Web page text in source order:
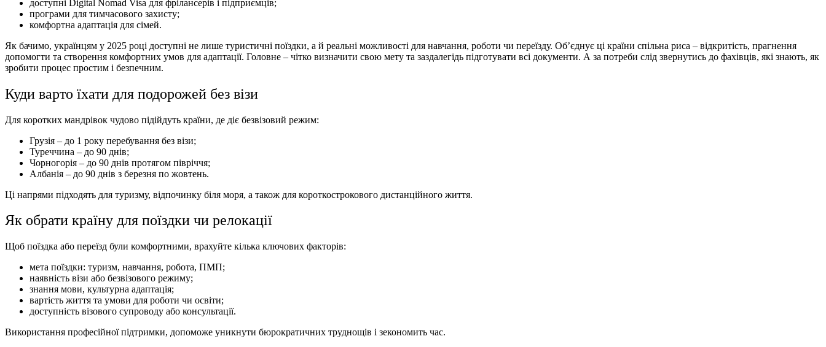
доступні Digital Nomad Visa для фрілансерів і підприємців;
програми для тимчасового захисту;
комфортна адаптація для сімей.
Як бачимо, українцям у 2025 році доступні не лише туристичні поїздки, а й реальні можливості для навчання, роботи чи переїзду. Об’єднує ці країни спільна риса – відкритість, прагнення
допомогти та створення комфортних умов для адаптації. Головне – чітко визначити свою мету та заздалегідь підготувати всі документи. А за потреби слід звернутись до фахівців, які знають, як
зробити процес простим і безпечним.
Куди варто їхати для подорожей без візи
Для коротких мандрівок чудово підійдуть країни, де діє безвізовий режим:
Грузія – до 1 року перебування без візи;
Туреччина – до 90 днів;
Чорногорія – до 90 днів протягом півріччя;
Албанія – до 90 днів з березня по жовтень.
Ці напрями підходять для туризму, відпочинку біля моря, а також для короткострокового дистанційного життя.
Як обрати країну для поїздки чи релокації
Щоб поїздка або переїзд були комфортними, врахуйте кілька ключових факторів:
мета поїздки: туризм, навчання, робота, ПМП;
наявність візи або безвізового режиму;
знання мови, культурна адаптація;
вартість життя та умови для роботи чи освіти;
доступність візового супроводу або консультації.
Використання професійної підтримки, допоможе уникнути бюрократичних труднощів і зекономить час.